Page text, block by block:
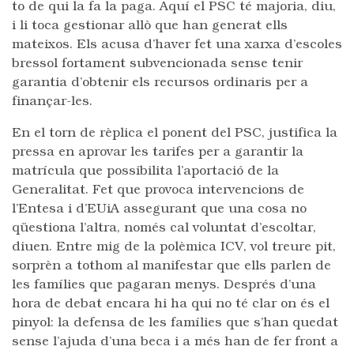
to de qui la fa la paga. Aquí el PSC té majoria, diu,
i li toca gestionar allò que han generat ells
mateixos. Els acusa d’haver fet una xarxa d’escoles
bressol fortament subvencionada sense tenir
garantia d’obtenir els recursos ordinaris per a
finançar-les.
En el torn de rèplica el ponent del PSC, justifica la
pressa en aprovar les tarifes per a garantir la
matrícula que possibilita l’aportació de la
Generalitat. Fet que provoca intervencions de
l’Entesa i d’EUiA assegurant que una cosa no
qüestiona l’altra, només cal voluntat d’escoltar,
diuen. Entre mig de la polèmica ICV, vol treure pit,
sorprèn a tothom al manifestar que ells parlen de
les famílies que pagaran menys. Després d’una
hora de debat encara hi ha qui no té clar on és el
pinyol: la defensa de les famílies que s’han quedat
sense l’ajuda d’una beca i a més han de fer front a